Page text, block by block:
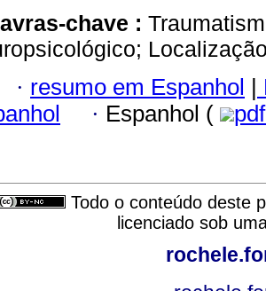
chave :
· resumo em Espanhol |
· Espanhol (
Todo o conteúdo deste
licenciado sob